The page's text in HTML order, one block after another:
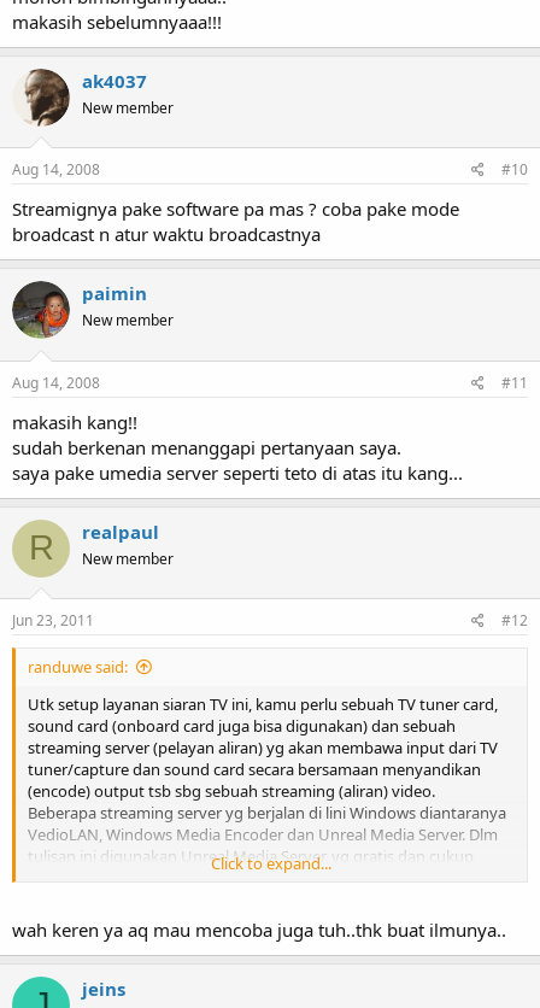
makasih sebelumnyaaa!!!
ak4037
New member
Aug 14, 2008 #10
Streamignya pake software pa mas ? coba pake mode
broadcast n atur waktu broadcastnya
paimin
New member
Aug 14, 2008 #11
makasih kang!!
sudah berkenan menanggapi pertanyaan saya.
saya pake umedia server seperti teto di atas itu kang...
R realpaul
New member
Jun 23, 2011 #12
randuwe said:
Utk setup layanan siaran TV ini, kamu perlu sebuah TV tuner card,
sound card (onboard card juga bisa digunakan) dan sebuah
streaming server (pelayan aliran) yg akan membawa input dari TV
tuner/capture dan sound card secara bersamaan menyandikan
(encode) output tsb sbg sebuah streaming (aliran) video.
Beberapa streaming server yg berjalan di lini Windows diantaranya
VedioLAN, Windows Media Encoder dan Unreal Media Server. Dlm
tulisan ini digunakan Unreal Media Server, yg gratis dan cukup
http://www.umediaserver.net/download.html
. Kamu juga bisa
mencarinya menggunakan search engine. Yg menarik, streaming
Pd sisi server, Unreal Media Server memilki 2 komponen penting.
Click to expand...
wah keren ya aq mau mencoba juga tuh..thk buat ilmunya..
jeins